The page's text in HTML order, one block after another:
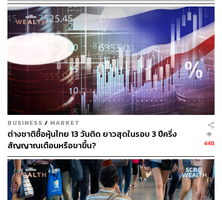
BUSINESS / MARKET
ต่างชาติซื้อหุ้นไทย 13 วันติด ยาวสุดในรอบ 3 ปีครึ่ง
สัญญาณเตือนหรือขาขึ้น?
448